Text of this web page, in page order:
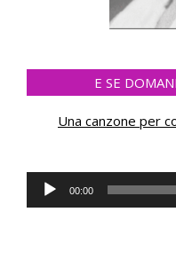
E SE
Una canzone per
Audio
Player
00:00